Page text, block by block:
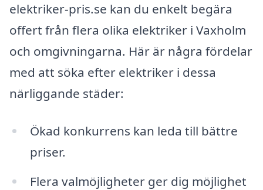
elektriker-pris.se kan du enkelt begära
offert från flera olika elektriker i Vaxholm
och omgivningarna. Här är några fördelar
med att söka efter elektriker i dessa
närliggande städer:
Ökad konkurrens kan leda till bättre
priser.
Flera valmöjligheter ger dig möjlighet